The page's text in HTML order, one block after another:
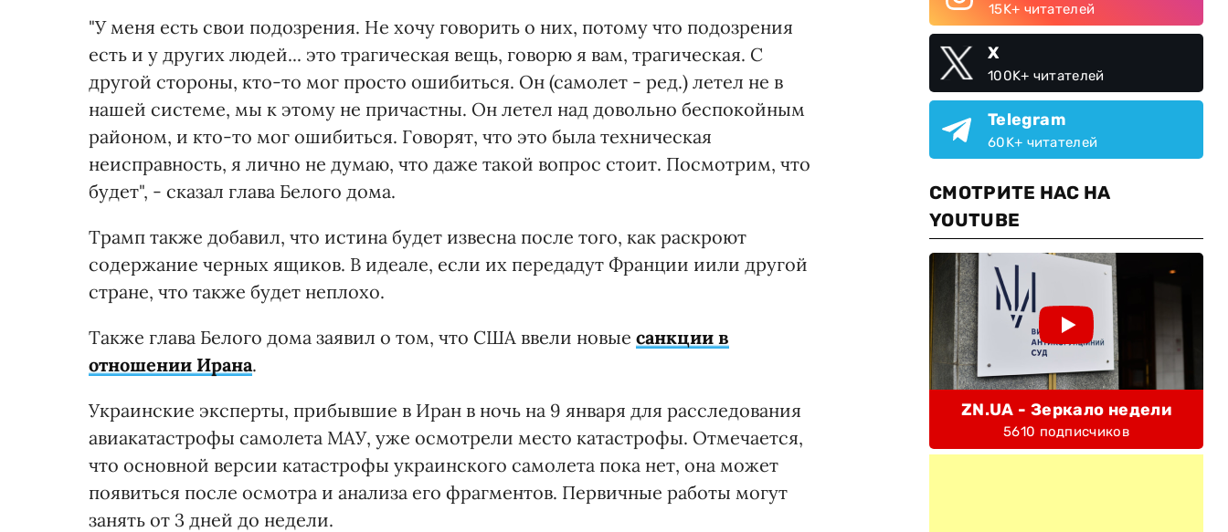
"У меня есть свои подозрения. Не хочу говорить о них, потому что подозрения
есть и у других людей... это трагическая вещь, говорю я вам, трагическая. С
другой стороны, кто-то мог просто ошибиться. Он (самолет - ред.) летел не в
нашей системе, мы к этому не причастны. Он летел над довольно беспокойным
районом, и кто-то мог ошибиться. Говорят, что это была техническая
неисправность, я лично не думаю, что даже такой вопрос стоит. Посмотрим, что
будет", - сказал глава Белого дома.
Трамп также добавил, что истина будет извесна после того, как раскроют
содержание черных ящиков. В идеале, если их передадут Франции иили другой
стране, что также будет неплохо.
Также глава Белого дома заявил о том, что США ввели новые санкции в
отношении Ирана.
Украинские эксперты, прибывшие в Иран в ночь на 9 января для расследования
авиакатастрофы самолета МАУ, уже осмотрели место катастрофы. Отмечается,
что основной версии катастрофы украинского самолета пока нет, она может
появиться после осмотра и анализа его фрагментов. Первичные работы могут
занять от 3 дней до недели.
15K+ читателей
X
100K+ читателей
Telegram
60K+ читателей
СМОТРИТЕ НАС НА
YOUTUBE
ZN.UA - Зеркало недели
5610 подписчиков